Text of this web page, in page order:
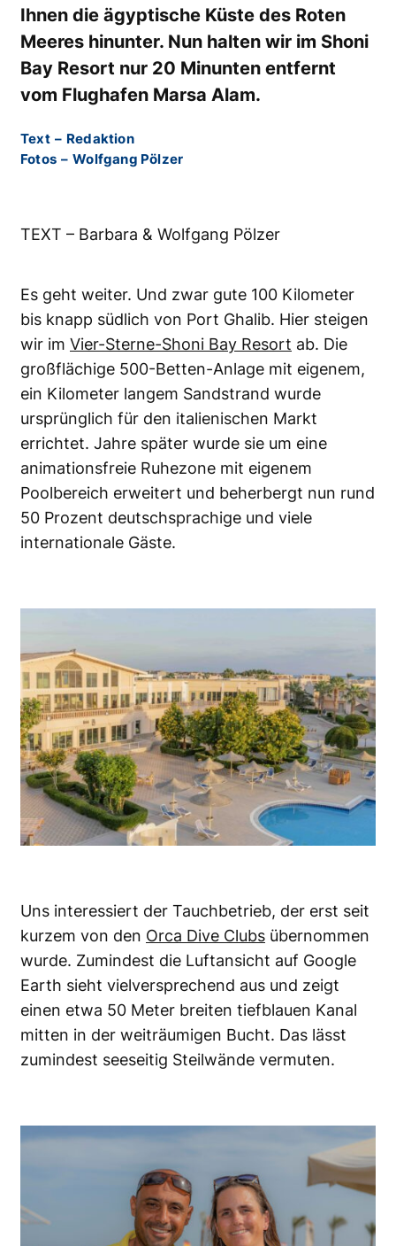
Ihnen die ägyptische Küste des Roten
Meeres hinunter. Nun halten wir im Shoni
Bay Resort nur 20 Minunten entfernt
vom Flughafen Marsa Alam.
Text – Redaktion
Fotos – Wolfgang Pölzer
TEXT – Barbara & Wolfgang Pölzer
Es geht weiter. Und zwar gute 100 Kilometer
bis knapp südlich von Port Ghalib. Hier steigen
wir im Vier-Sterne-Shoni Bay Resort ab. Die
großflächige 500-Betten-Anlage mit eigenem,
ein Kilometer langem Sandstrand wurde
ursprünglich für den italienischen Markt
errichtet. Jahre später wurde sie um eine
animationsfreie Ruhezone mit eigenem
Poolbereich erweitert und beherbergt nun rund
50 Prozent deutschsprachige und viele
internationale Gäste.
Uns interessiert der Tauchbetrieb, der erst seit
kurzem von den Orca Dive Clubs übernommen
wurde. Zumindest die Luftansicht auf Google
Earth sieht vielversprechend aus und zeigt
einen etwa 50 Meter breiten tiefblauen Kanal
mitten in der weiträumigen Bucht. Das lässt
zumindest seeseitig Steilwände vermuten.